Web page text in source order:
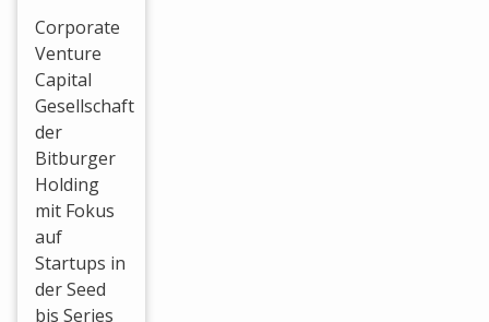
Corporate
Venture
Capital
Gesellschaft
der
Bitburger
Holding
mit Fokus
auf
Startups in
der Seed
bis Series